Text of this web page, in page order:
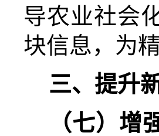
导农业社会
块信息，为
三、提升
（七）增